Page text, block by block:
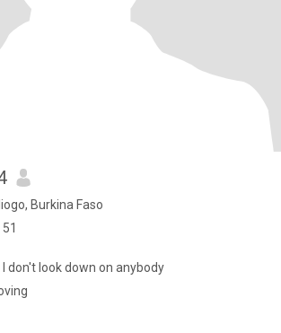
Burkina Faso
don't look down on anybody